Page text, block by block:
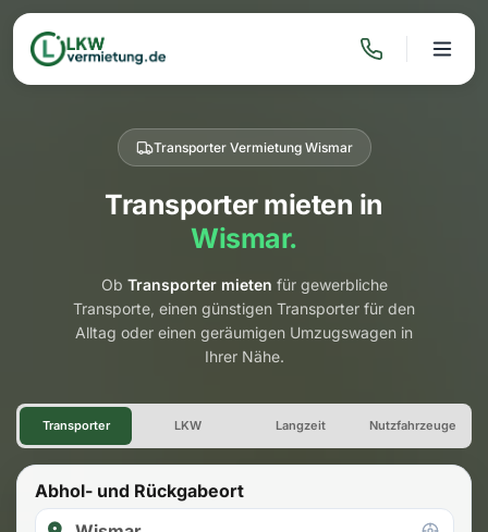
Transporter Vermietung Wismar
Transporter mieten in
Wismar.
Ob Transporter mieten für gewerbliche
Transporte, einen günstigen Transporter für den
Alltag oder einen geräumigen Umzugswagen in
Ihrer Nähe.
Transporter Vermietung
Transporter LKW Langzeit Nutzfahrzeuge
Abhol- und Rückgabeort